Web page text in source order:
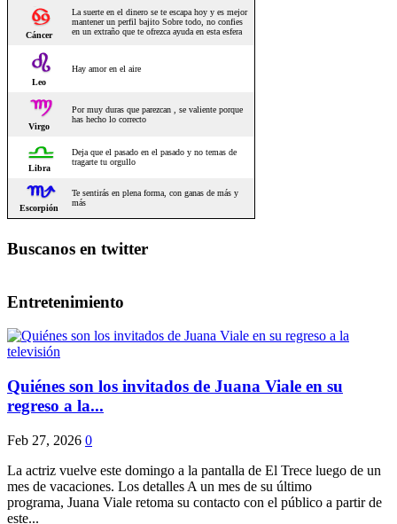
Buscanos en twitter
Entretenimiento
Quiénes son los invitados de Juana Viale en su
regreso a la...
Feb 27, 2026 0
La actriz vuelve este domingo a la pantalla de El Trece luego de un
mes de vacaciones. Los detalles A un mes de su último
programa, Juana Viale retoma su contacto con el público a partir de
este...